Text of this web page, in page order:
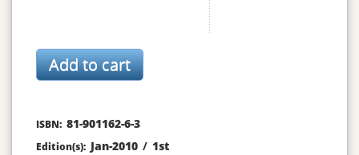
ISBN: 81-901162-6-3
Edition(s): Jan-2010 / 1st